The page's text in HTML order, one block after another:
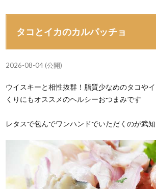
タコとイカのカルパッチョ
2026-08-04 (公開)
ウイスキーと相性抜群！脂質少なめのタコや
くりにもオススメのヘルシーおつまみです
レタスで包んでワンハンドでいただくのが武